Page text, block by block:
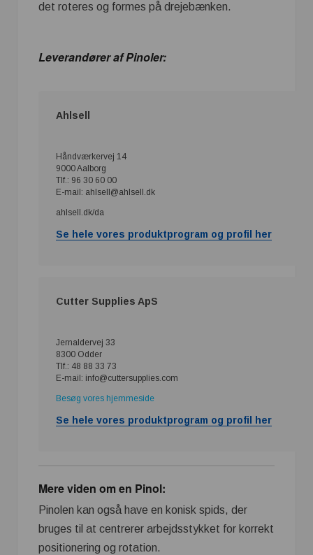
det roteres og formes på drejebænken.
Leverandører af Pinoler:
Ahlsell
Håndværkervej 14
9000 Aalborg
Tlf.: 96 30 60 00
E-mail: ahlsell@ahlsell.dk
ahlsell.dk/da
Se hele vores produktprogram og profil her
Cutter Supplies ApS
Jernaldervej 33
8300 Odder
Tlf.: 48 88 33 73
E-mail: info@cuttersupplies.com
Besøg vores hjemmeside
Se hele vores produktprogram og profil her
Mere viden om en Pinol:
Pinolen kan også have en konisk spids, der
bruges til at centrerer arbejdsstykket for korrekt
positionering og rotation.